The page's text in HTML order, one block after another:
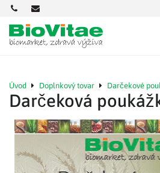
+421
901
712
584
office@biovitae.sk
Úvod Doplnkový tovar Darčekové
Darčeková